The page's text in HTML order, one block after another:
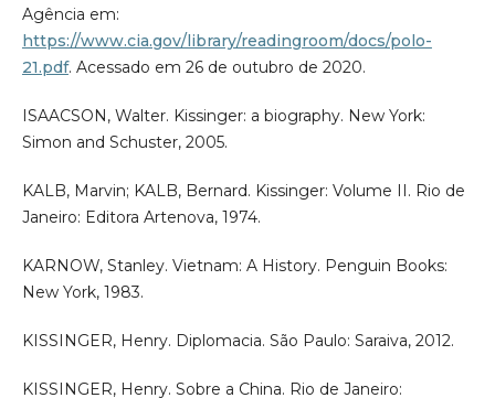
Agência em:
https://www.cia.gov/library/readingroom/docs/polo-
21.pdf. Acessado em 26 de outubro de 2020.
ISAACSON, Walter. Kissinger: a biography. New York:
Simon and Schuster, 2005.
KALB, Marvin; KALB, Bernard. Kissinger: Volume II. Rio de
Janeiro: Editora Artenova, 1974.
KARNOW, Stanley. Vietnam: A History. Penguin Books:
New York, 1983.
KISSINGER, Henry. Diplomacia. São Paulo: Saraiva, 2012.
KISSINGER, Henry. Sobre a China. Rio de Janeiro: